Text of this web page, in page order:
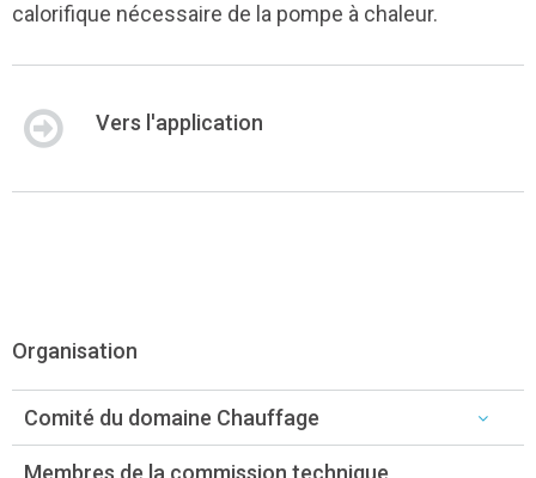
calorifique nécessaire de la pompe à chaleur.
Vers l'application
Organisation
Comité du domaine Chauffage
Membres de la commission technique